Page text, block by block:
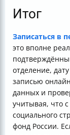
Итог
Записаться в
это вполне
отделение,
записью
данных и
учитывая, что
социального
фонд России.